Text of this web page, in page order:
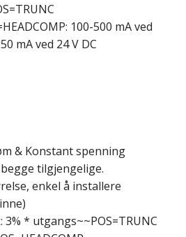
100-500 mA ved
mA ved 24 V DC
& Konstant spenning
tilgjengelige.
enkel å installere
3% * utgangs~~POS=TRUNC